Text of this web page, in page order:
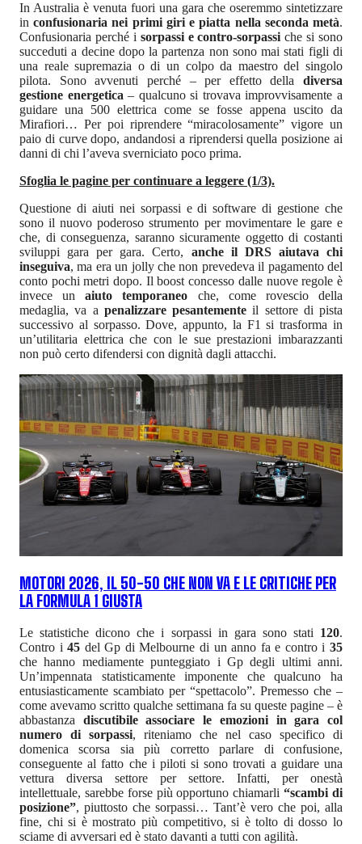
In Australia è venuta fuori una gara che oseremmo sintetizzare
inconfusionaria nei primi giri e piatta nella seconda metà.
Confusionaria perché i sorpassi e contro-sorpassiche si sono
succeduti a decine dopo la partenza non sono mai stati figli di
una reale supremazia o di un colpo da maestro del singolo
pilota. Sono avvenuti perché – per effetto della diversa
gestione energetica – qualcuno si trovava improvvisamente a
guidare una 500 elettrica come se fosse appena uscito da
Mirafiori… Per poi riprendere “miracolosamente” vigore un
paio di curve dopo, andandosi a riprendersi quella posizione ai
danni di chi l’aveva sverniciato poco prima.
Sfoglia le pagine per continuare a leggere (1/3).
Questione di aiuti nei sorpassi e di software di gestione che
sono il nuovo poderoso strumento per movimentare le gare e
che, di conseguenza, saranno sicuramente oggetto di costanti
sviluppi gara per gara. Certo, anche il DRS aiutava chi
inseguiva, ma era un jolly che non prevedeva il pagamento del
conto pochi metri dopo. Il boost concesso dalle nuove regole è
invece unaiuto temporaneo che, come rovescio della
medaglia, va a penalizzare pesantementeil settore di pista
successivo al sorpasso. Dove, appunto, la F1 si trasforma in
un’utilitaria elettrica che con le sue prestazioni imbarazzanti
non può certo difendersi con dignità dagli attacchi.
MOTORI 2026, IL 50-50 CHE NON VA E LE CRITICHE PER
LA FORMULA 1 GIUSTA
Le statistiche dicono che i sorpassi in gara sono stati 120.
Contro i45 del Gp di Melbourne di un anno fa e contro i35
che hanno mediamente punteggiato i Gp degli ultimi anni.
Un’impennata statisticamente imponente che qualcuno ha
entusiasticamente scambiato per “spettacolo”. Premesso che –
come avevamo scritto qualche settimana fa su queste pagine – è
abbastanza discutibile associare le emozioni in gara col
numero di sorpassi, riteniamo che nel caso specifico di
domenica scorsa sia più corretto parlare di confusione,
conseguente al fatto che i piloti si sono trovati a guidare una
vettura diversa settore per settore. Infatti, per onestà
intellettuale, sarebbe forse più opportuno chiamarli“scambi di
posizione”, piuttosto che sorpassi… Tant’è vero che poi, alla
fine, chi si è mostrato più competitivo, si è tolto di dosso lo
sciame di avversari ed è stato davanti a tutti con agilità.